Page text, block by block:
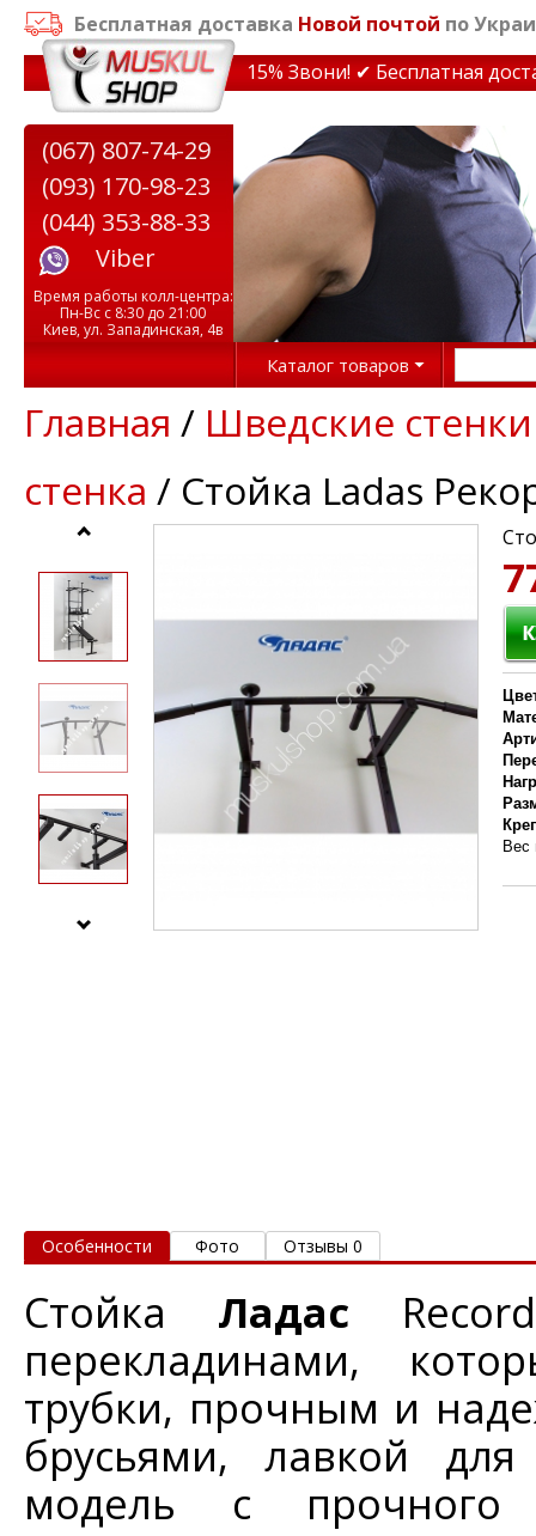
Бесплатная доставка Новой почтой по
на тренажеры до 15% Звони! ✔ Бесплатная
(067) 807-74-29
(093) 170-98-23
(044) 353-88-33
Viber
Время работы колл-центра:
Пн-Вс с 8:30 до 21:00
Киев, ул. Западинская, 4в
Каталог товаров
Главная / Шведские стенки
стенка / Стойка Ladas
Вес
Особенности Фото Отзывы 0
Стойка Ладас
перекладинами,
трубки, прочным и
брусьями, лавкой
модель с прочного